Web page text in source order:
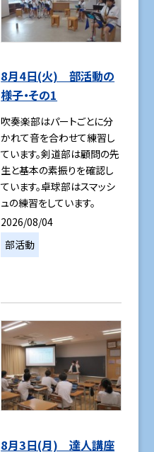
8月4日(火) 部活動の
様子・その1
吹奏楽部はパートごとに分
かれて音を合わせて練習し
ています。剣道部は顧問の先
生と基本の素振りを確認し
ています。卓球部はスマッシ
ュの練習をしています。
2026/08/04
部活動
8月3日(月) 達人講座